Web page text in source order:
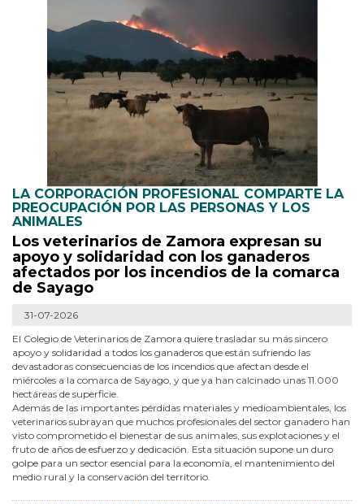
LA CORPORACIÓN PROFESIONAL COMPARTE LA
PREOCUPACIÓN POR LAS PERSONAS Y LOS
ANIMALES
Los veterinarios de Zamora expresan su
apoyo y solidaridad con los ganaderos
afectados por los incendios de la comarca
de Sayago
31-07-2026
El Colegio de Veterinarios de Zamora quiere trasladar su más sincero
apoyo y solidaridad a todos los ganaderos que están sufriendo las
devastadoras consecuencias de los incendios que afectan desde el
miércoles a la comarca de Sayago, y que ya han calcinado unas 11.000
hectáreas de superficie.
Además de las importantes pérdidas materiales y medioambientales, los
veterinarios subrayan que muchos profesionales del sector ganadero han
visto comprometido el bienestar de sus animales, sus explotaciones y el
fruto de años de esfuerzo y dedicación. Esta situación supone un duro
golpe para un sector esencial para la economía, el mantenimiento del
medio rural y la conservación del territorio.